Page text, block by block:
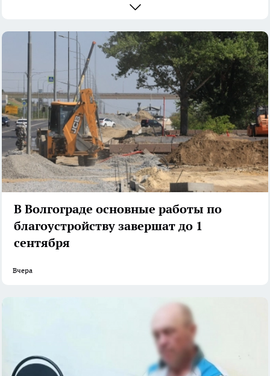
В Волгограде основные работы по
благоустройству завершат до 1
сентября
Вчера